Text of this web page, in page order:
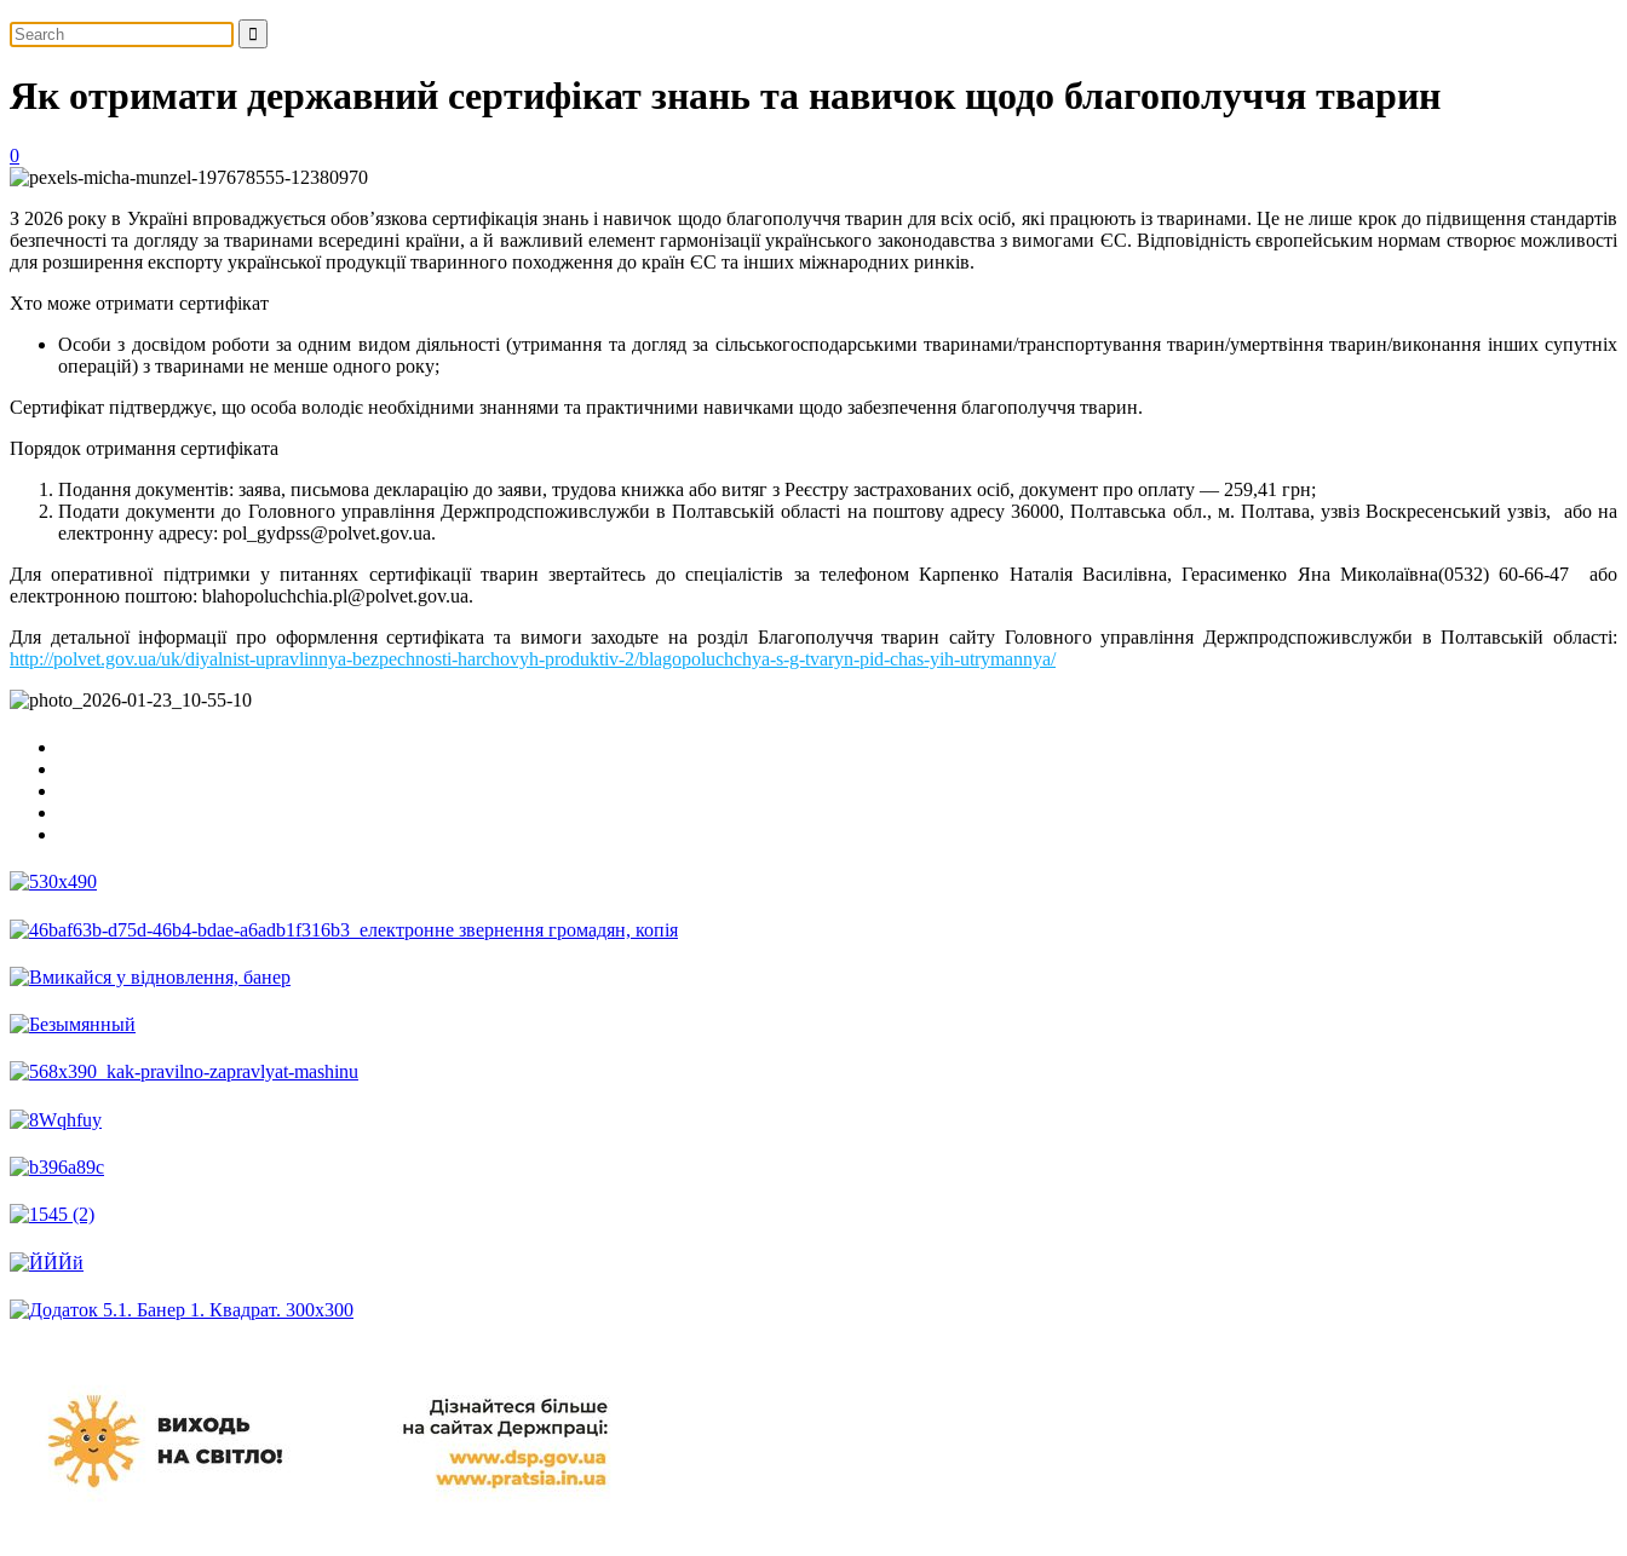
Як отримати державний сертифікат знань та навичок щодо благополуччя тварин
0
З 2026 року в Україні впроваджується обов’язкова сертифікація знань і навичок щодо благополуччя тварин для всіх осіб, які працюють із тваринами. Це не лише крок до підвищення стандартів
безпечності та догляду за тваринами всередині країни, а й важливий елемент гармонізації українського законодавства з вимогами ЄС. Відповідність європейським нормам створює можливості
для розширення експорту української продукції тваринного походження до країн ЄС та інших міжнародних ринків.
Хто може отримати сертифікат
Особи з досвідом роботи за одним видом діяльності (утримання та догляд за сільськогосподарськими тваринами/транспортування тварин/умертвіння тварин/виконання інших супутніх
операцій) з тваринами не менше одного року;
Сертифікат підтверджує, що особа володіє необхідними знаннями та практичними навичками щодо забезпечення благополуччя тварин.
Порядок отримання сертифіката
Подання документів: заява, письмова декларацію до заяви, трудова книжка або витяг з Реєстру застрахованих осіб, документ про оплату — 259,41 грн;
Подати документи до Головного управління Держпродспоживслужби в Полтавській області на поштову адресу 36000, Полтавська обл., м. Полтава, узвіз Воскресенський узвіз, або на
електронну адресу: pol_gydpss@polvet.gov.ua.
Для оперативної підтримки у питаннях сертифікації тварин звертайтесь до спеціалістів за телефоном Карпенко Наталія Василівна, Герасименко Яна Миколаївна(0532) 60-66-47 або
електронною поштою: blahopoluchchia.pl@polvet.gov.ua.
Для детальної інформації про оформлення сертифіката та вимоги заходьте на розділ Благополуччя тварин сайту Головного управління Держпродспоживслужби в Полтавській області:
http://polvet.gov.ua/uk/diyalnist-upravlinnya-bezpechnosti-harchovyh-produktiv-2/blagopoluchchya-s-g-tvaryn-pid-chas-yih-utrymannya/